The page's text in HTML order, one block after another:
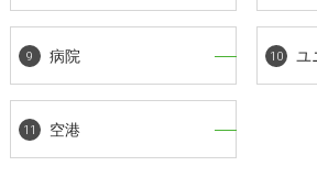
病院 ユ
空港